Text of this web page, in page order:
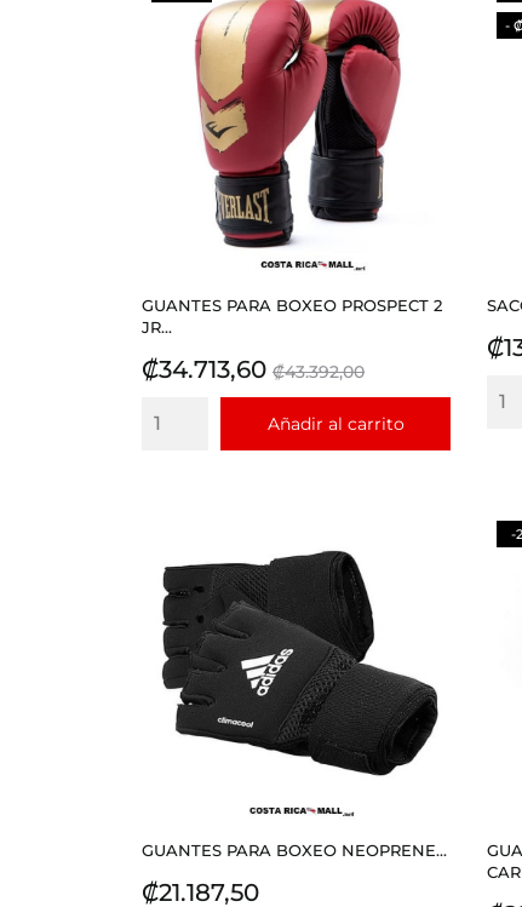
GUANTES PARA BOXEO PROSPECT 2
JR...
Precio
₡34.713,60 Precio
base
₡43.392,00
Añadir al carrito
-
GUANTES PARA BOXEO NEOPRENE...
Precio
₡21.187,50
-